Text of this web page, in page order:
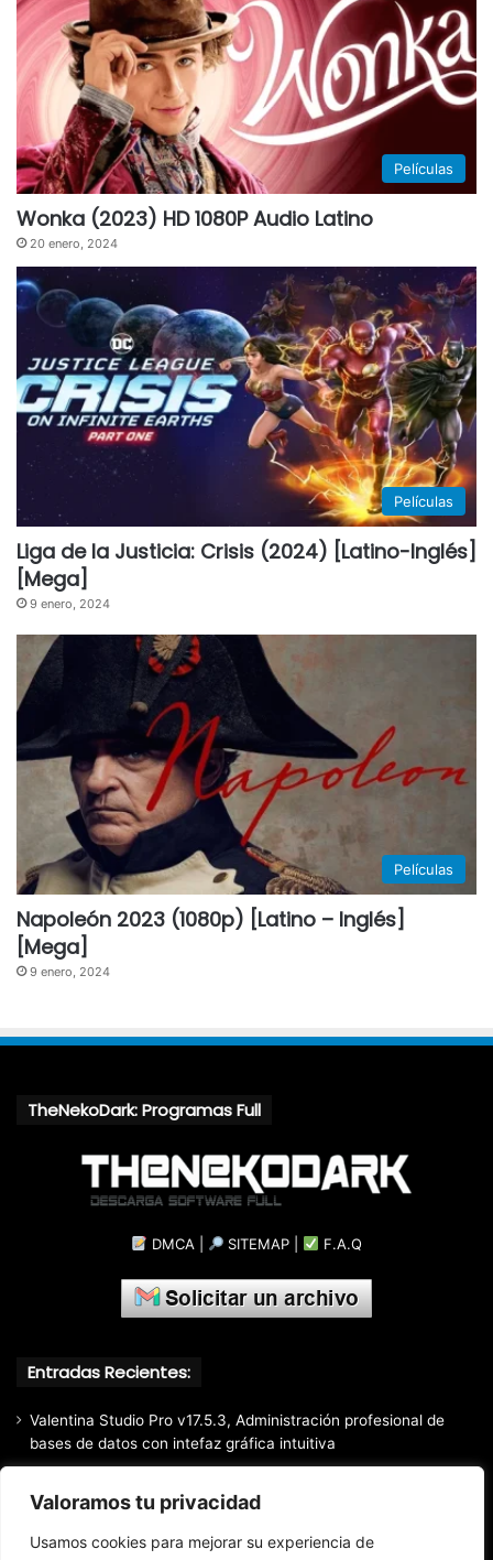
Valoramos tu privacidad
Usamos cookies para mejorar su experiencia de
Películas
Wonka (2023) HD 1080P Audio Latino
20 enero, 2024
Películas
Liga de la Justicia: Crisis (2024) [Latino-Inglés]
[Mega]
9 enero, 2024
Películas
Napoleón 2023 (1080p) [Latino – Inglés]
[Mega]
9 enero, 2024
TheNekoDark: Programas Full
DMCA SITEMAP F.A.Q
Entradas Recientes:
Valentina Studio Pro v17.5.3, Administración profesional de
bases de datos con intefaz gráfica intuitiva
datos de la manera más fácil y rápida
Mozilla Firefox (2026) v153.0.3, Navegador web libre y de